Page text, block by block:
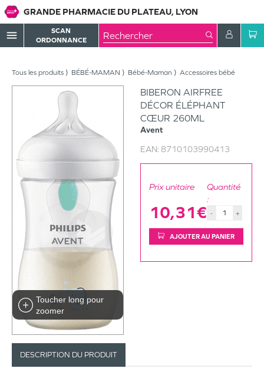
GRANDE PHARMACIE DU PLATEAU, LYON
menu
SCAN
ORDONNANCE
Tous les produits BÉBÉ-MAMAN Bébé-Maman Accessoires bébé
Toucher long pour
zoomer
BIBERON AIRFREE
DÉCOR ÉLÉPHANT
CŒUR 260ML
Avent
EAN: 8710103990413
Prix unitaire
10,31€
Quantité
:
- +
AJOUTER AU PANIER
DESCRIPTION DU PRODUIT